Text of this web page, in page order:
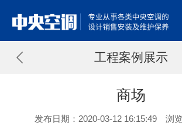
工程案例展示
商场
发布日期：2020-03-12 16:15:49 浏览